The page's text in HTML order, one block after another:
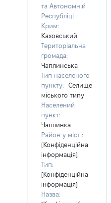
та Автономній
Республіці
Крим:
Каховський
Територіальна
громада:
Чаплинська
Тип населеного
пункту:
Селище
міського типу
Населений
пункт:
Чаплинка
Район у місті:
[Конфіденційна
інформація]
Тип:
[Конфіденційна
інформація]
Назва: